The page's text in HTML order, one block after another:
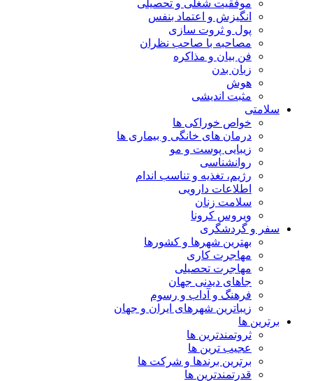
موفقیت شغلی و تحصیلی
انگیزش و اعتماد بنفس
پول و ثروت سازی
مصاحبه با صاحب نظران
فن بیان و مذاکره
زبان بدن
هوش
مثبت اندیشی
سلامتی
خواص خوراکی ها
درمان های خانگی و بیماری ها
زیبایی پوست و مو
روانشناسی
رژیم، تغذیه و تناسب اندام
اطلاعات دارویی
سلامت زنان
ویروس کرونا
سفر و گردشگری
بهترین شهرها و کشورها
مهاجرت کاری
مهاجرت تحصیلی
جاهای دیدنی جهان
فرهنگ و آداب و رسوم
زیباترین شهرهای ایران و جهان
برترین ها
ثروتمندترین ها
عجیب ترین ها
برترین برندها و شرکت ها
قدرتمندترین ها